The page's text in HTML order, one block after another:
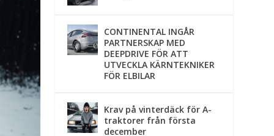
CONTINENTAL INGÅR
PARTNERSKAP MED
DEEPDRIVE FÖR ATT
UTVECKLA KÄRNTEKNIKER
FÖR ELBILAR
Krav på vinterdäck för A-
traktorer från första
december